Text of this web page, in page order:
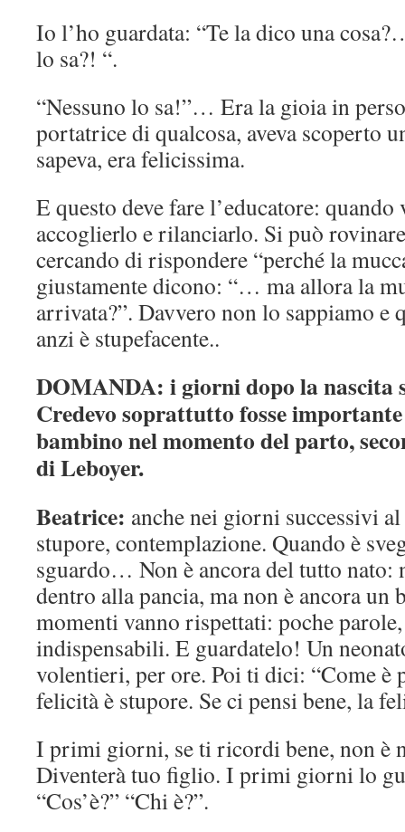
Io l’ho guardata: “Te la dico una
lo sa?! “.
“Nessuno lo sa!”… Era la gioia in
portatrice di qualcosa, aveva scoperto
sapeva, era felicissima.
E questo deve fare l’educatore:
accoglierlo e rilanciarlo. Si può
cercando di rispondere “perché la
giustamente dicono: “… ma allora la
arrivata?”. Davvero non lo sappiamo e
anzi è stupefacente..
DOMANDA: i giorni dopo la nascita
Credevo soprattutto fosse
bambino nel momento del parto,
di Leboyer.
Beatrice: anche nei giorni successivi
stupore, contemplazione. Quando è
sguardo… Non è ancora del tutto nato:
dentro alla pancia, ma non è ancora un
momenti vanno rispettati: poche
indispensabili. E guardatelo! Un
volentieri, per ore. Poi ti dici: “Come è
felicità è stupore. Se ci pensi bene, la
I primi giorni, se ti ricordi bene, non è
Diventerà tuo figlio. I primi giorni lo
“Cos’è?” “Chi è?”.